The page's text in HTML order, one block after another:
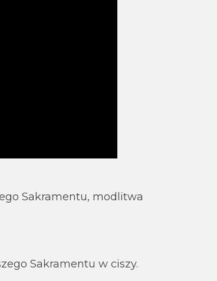
Sakramentu, modlitwa
Sakramentu w ciszy.